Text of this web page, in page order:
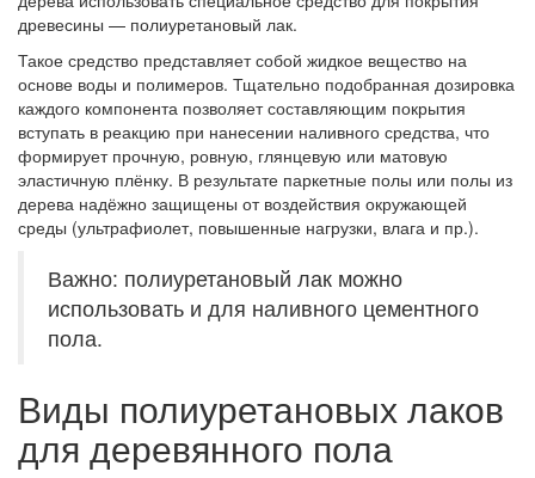
древесины — полиуретановый лак.
Такое средство представляет собой жидкое вещество на
основе воды и полимеров. Тщательно подобранная дозировка
каждого компонента позволяет составляющим покрытия
вступать в реакцию при нанесении наливного средства, что
формирует прочную, ровную, глянцевую или матовую
эластичную плёнку. В результате паркетные полы или полы из
дерева надёжно защищены от воздействия окружающей
среды (ультрафиолет, повышенные нагрузки, влага и пр.).
Важно: полиуретановый лак можно
использовать и для наливного цементного
пола.
Виды полиуретановых лаков
для деревянного пола